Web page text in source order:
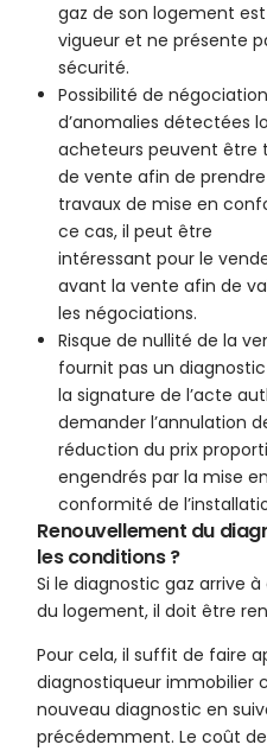
gaz de son logement
vigueur et ne présente
sécurité.
Possibilité de
d’anomalies détectées
acheteurs peuvent être
de vente afin de
travaux de mise en
ce cas, il peut être
intéressant pour le
avant la vente afin de
les négociations.
Risque de nullité de la
fournit pas un
la signature de l’acte
demander l’annulation
réduction du prix
engendrés par la mise en
conformité de
Renouvellement du
les conditions ?
Si le diagnostic gaz arrive
du logement, il doit être
Pour cela, il suffit de faire
diagnostiqueur immobilier
nouveau diagnostic en
précédemment. Le coût